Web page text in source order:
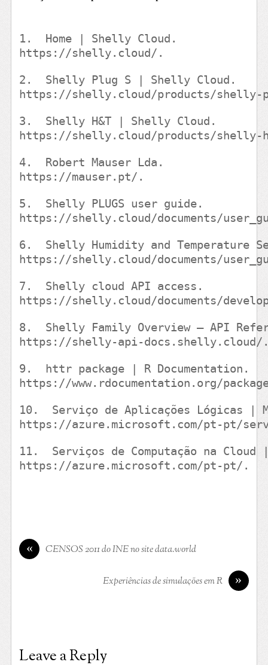
1.
Home | Shelly Cloud.
https://shelly.cloud/.
2.
Shelly Plug S | Shelly Cloud.
https://shelly.cloud/products/shelly-
3.
Shelly H&T | Shelly Cloud.
https://shelly.cloud/products/shelly-
4.
Robert Mauser Lda.
https://mauser.pt/.
5.
Shelly PLUGS user guide.
https://shelly.cloud/documents/
6.
Shelly Humidity and Temperature
https://shelly.cloud/documents/
7.
Shelly cloud API access.
https://shelly.cloud/documents/
8.
Shelly Family Overview – API
https://shelly-api-docs.shelly.cloud/
9.
httr package | R Documentation.
https://www.rdocumentation.org/
10.
Serviço de Aplicações Lógicas |
https://azure.microsoft.com/pt-pt/
11.
Serviços de Computação na
https://azure.microsoft.com/pt-pt/.
« CENSOS 2011 do INE no site data.world
»
Experiências de simulações em R
Leave a Reply